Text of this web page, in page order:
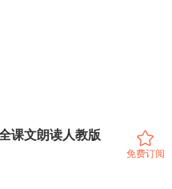
课文朗读人教版
免费订阅